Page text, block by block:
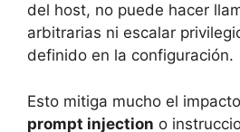
del host, no puede hacer
arbitrarias ni escalar
definido en la configuración.
Esto mitiga mucho el
prompt injection o